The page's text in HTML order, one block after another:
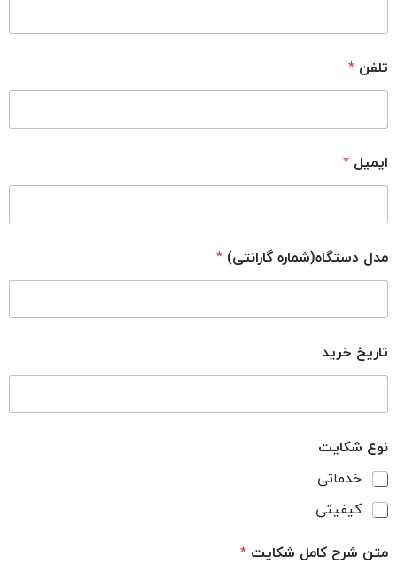
تلفن*
ایمیل*
مدل دستگاه(شماره گارانتی)*
تاریخ خرید
نوع شکایت
خدماتی
کیفیتی
متن شرح کامل شکایت*